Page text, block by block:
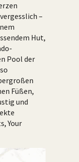
–
Hut,
Pool der
Füßen,
und
Your